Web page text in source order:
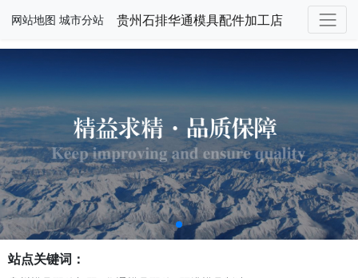
网站地图 城市分站 贵州石排华通模具配件加工店
站点关键词：